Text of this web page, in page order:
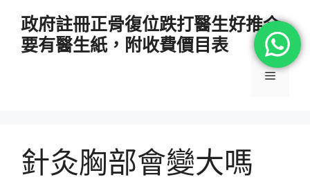
政府註冊正骨復位跌打醫生好推介
要有醫生紙，附收費價目表
選
針灸胸部會變大嗎